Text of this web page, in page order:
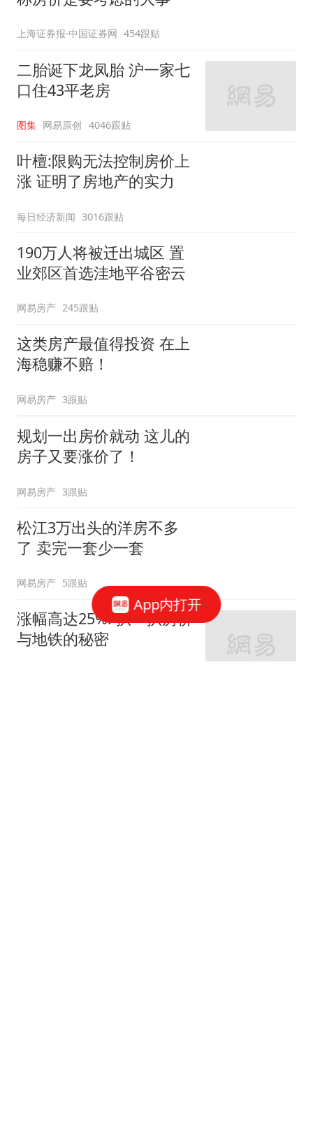
上海证券报·中国证券网 454跟贴
二胎诞下龙凤胎 沪一家七
口住43平老房
图集 网易原创 4046跟贴
叶檀:限购无法控制房价上
涨 证明了房地产的实力
每日经济新闻 3016跟贴
190万人将被迁出城区 置
业郊区首选洼地平谷密云
网易房产 245跟贴
这类房产最值得投资 在上
海稳赚不赔！
网易房产 3跟贴
规划一出房价就动 这儿的
房子又要涨价了！
网易房产 3跟贴
松江3万出头的洋房不多
了 卖完一套少一套
网易房产 5跟贴
涨幅高达25%! 扒一扒房价
与地铁的秘密
App内打开